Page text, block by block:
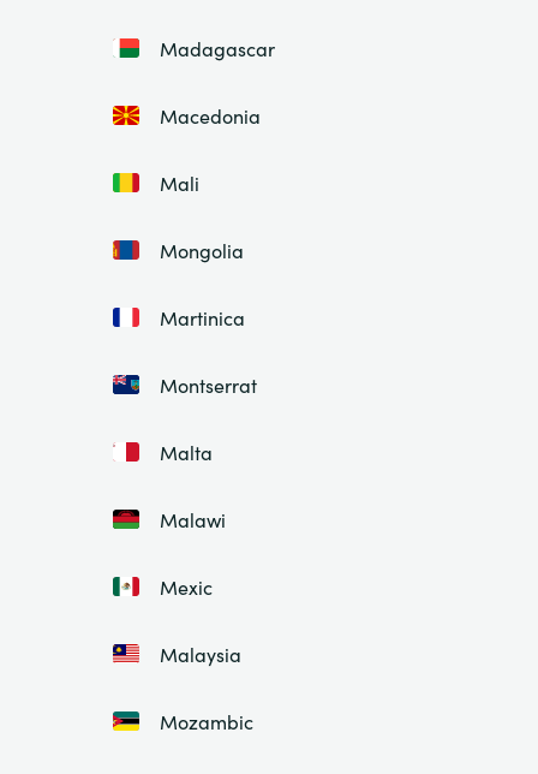
Madagascar
Macedonia
Mali
Mongolia
Martinica
Montserrat
Malta
Malawi
Mexic
Malaysia
Mozambic